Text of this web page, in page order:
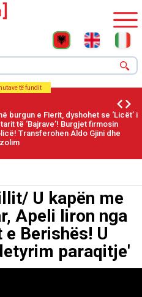
të fundit
burgun e Fierit, dyshohet se ‘Licët’ i
të ‘Bajrave’! Burgjet firmosin
Transferohen Aldo Gjini dhe
U kapën me
Apeli liron nga
Berishës! U
paraqitje'